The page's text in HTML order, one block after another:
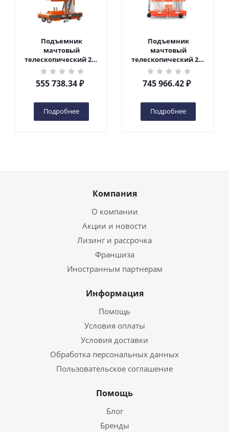
Подъемник
мачтовый
телескопический 200
кг 6 м TOR GTWY6-200S
DC 2-мачтовый
(автономный) (G) в
555 738.34₽
Подробнее
Подъемник
мачтовый
телескопический 200
кг 10 м TOR GTWY10-
200S DC 2-мачтовый
(автономный) (N) в
745 966.42₽
Подробнее
Компания
О компании
Акции и новости
Лизинг и рассрочка
Франшиза
Иностранным партнерам
Информация
Помощь
Условия оплаты
Условия доставки
Обработка персональных данных
Пользовательское соглашение
Помощь
Блог
Бренды